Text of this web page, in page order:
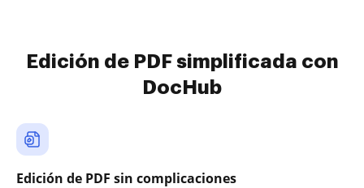
Edición de PDF simplificada con
DocHub
Edición de PDF sin complicaciones